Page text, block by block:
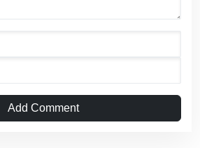
Add Comment